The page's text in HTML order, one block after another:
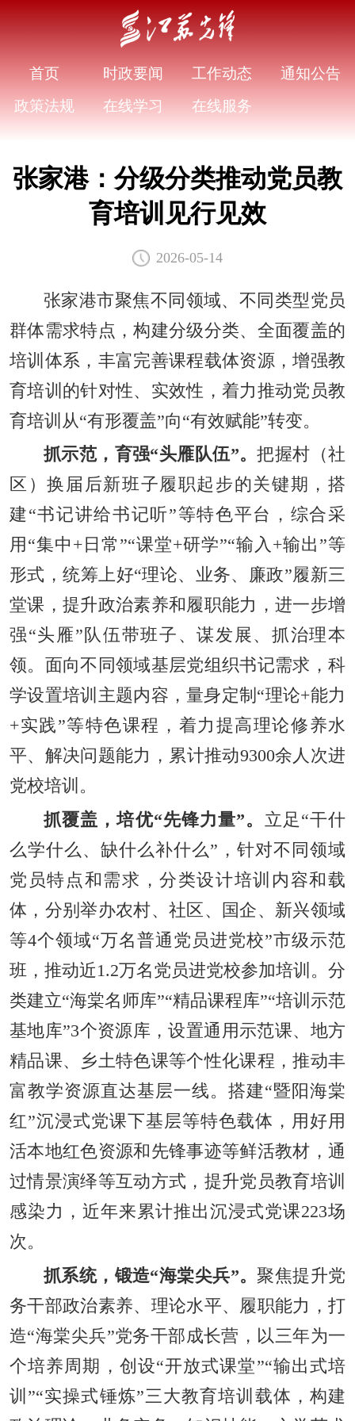
首页 时政要闻 工作动态
通知公告
政策法规
在线学习 在线服务
张家港：分级分类推动党员教
育培训见行见效
2026-05-14
张家港市聚焦不同领域、不同类型党员
群体需求特点，构建分级分类、全面覆盖的
培训体系，丰富完善课程载体资源，增强教
育培训的针对性、实效性，着力推动党员教
育培训从“有形覆盖”向“有效赋能”转变。
抓示范，育强“头雁队伍”。把握村（社
区）换届后新班子履职起步的关键期，搭
建“书记讲给书记听”等特色平台，综合采
用“集中+日常”“课堂+研学”“输入+输出”等
形式，统筹上好“理论、业务、廉政”履新三
堂课，提升政治素养和履职能力，进一步增
强“头雁”队伍带班子、谋发展、抓治理本
领。面向不同领域基层党组织书记需求，科
学设置培训主题内容，量身定制“理论+能力
+实践”等特色课程，着力提高理论修养水
平、解决问题能力，累计推动9300余人次进
党校培训。
抓覆盖，培优“先锋力量”。 立足“干什
么学什么、缺什么补什么”，针对不同领域
党员特点和需求，分类设计培训内容和载
体，分别举办农村、社区、国企、新兴领域
等4个领域“万名普通党员进党校”市级示范
班，推动近1.2万名党员进党校参加培训。分
类建立“海棠名师库”“精品课程库”“培训示范
基地库”3个资源库，设置通用示范课、地方
精品课、乡土特色课等个性化课程，推动丰
富教学资源直达基层一线。搭建“暨阳海棠
红”沉浸式党课下基层等特色载体，用好用
活本地红色资源和先锋事迹等鲜活教材，通
过情景演绎等互动方式，提升党员教育培训
感染力，近年来累计推出沉浸式党课223场
次。
抓系统，锻造“海棠尖兵”。 聚焦提升党
务干部政治素养、理论水平、履职能力，打
造“海棠尖兵”党务干部成长营，以三年为一
个培养周期，创设“开放式课堂”“输出式培
训”“实操式锤炼”三大教育培训载体，构建